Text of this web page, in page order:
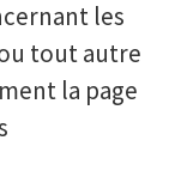
les
tout autre
la page